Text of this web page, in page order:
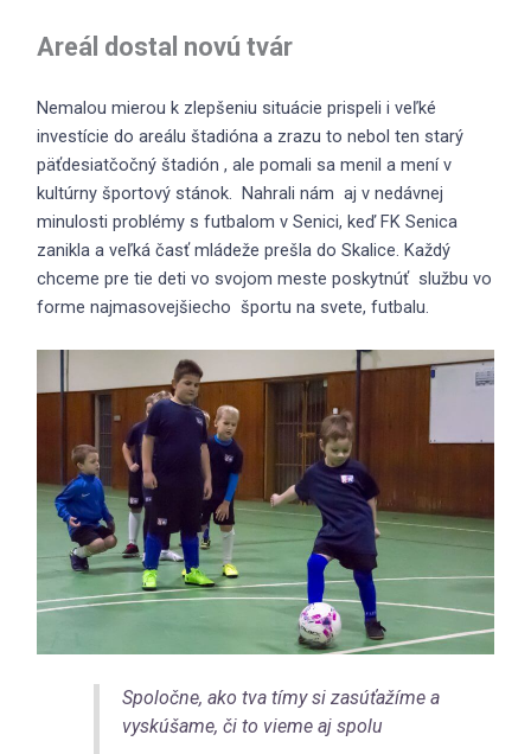
Areál dostal novú tvár
Nemalou mierou k zlepšeniu situácie prispeli i veľké
investície do areálu štadióna a zrazu to nebol ten starý
päťdesiatčočný štadión , ale pomali sa menil a mení v
kultúrny športový stánok. Nahrali nám aj v nedávnej
minulosti problémy s futbalom v Senici, keď FK Senica
zanikla a veľká časť mládeže prešla do Skalice. Každý
chceme pre tie deti vo svojom meste poskytnúť službu vo
forme najmasovejšiecho športu na svete, futbalu.
Spoločne, ako tva tímy si zasúťažíme a
vyskúšame, či to vieme aj spolu